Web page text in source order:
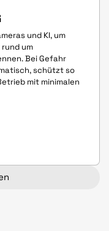
und KI, um
um
Bei Gefahr
schützt so
mit minimalen